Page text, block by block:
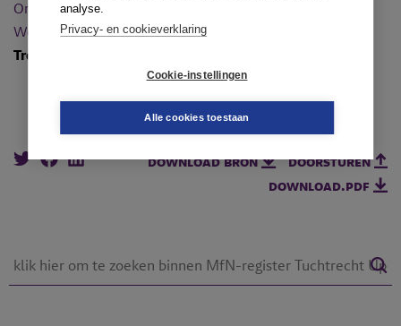
analyse.
Privacy- en cookieverklaring
Cookie-instellingen
Alle cookies toestaan
Onpartijdigheid
Werkwijze
Trefwoorden
download bron
doorsturen
download.pdf